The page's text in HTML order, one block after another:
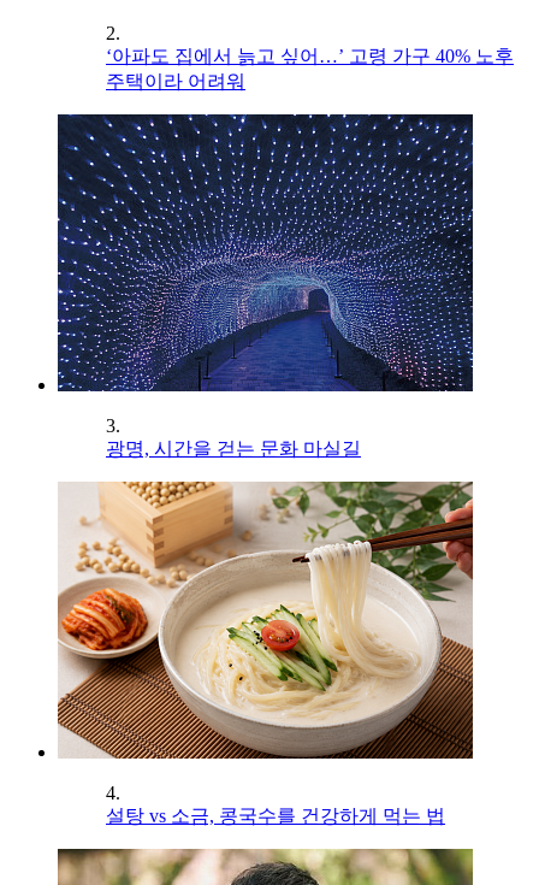
2.
‘아파도 집에서 늙고 싶어…’ 고령 가구 40% 노후
주택이라 어려워
3.
광명, 시간을 걷는 문화 마실길
4.
설탕 vs 소금, 콩국수를 건강하게 먹는 법